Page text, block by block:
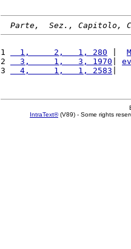
Parte,  Sez., Capitolo,
1
  1,     2,   1, 280
2
  3,     1,   3, 1970
3
  4,     1,   1, 2583
|
IntraText®(V89) - Some rights